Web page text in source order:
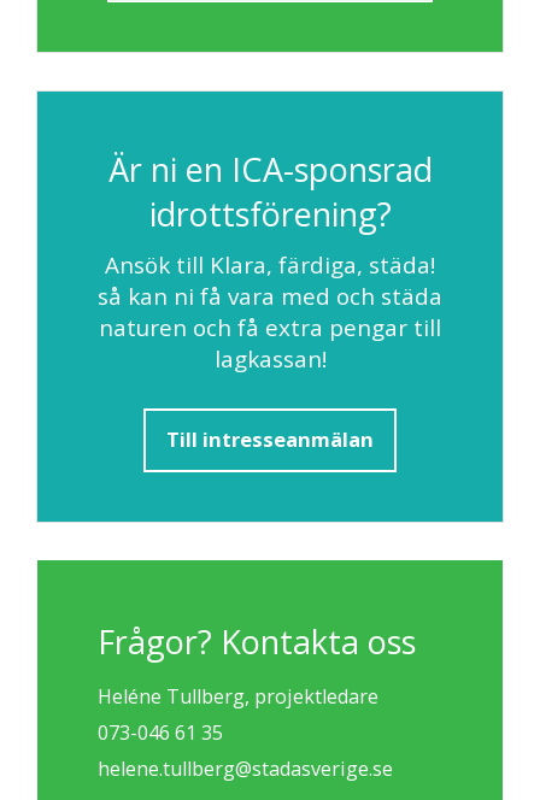
Är ni en ICA-sponsrad
idrottsförening?
Ansök till Klara, färdiga, städa!
så kan ni få vara med och städa
naturen och få extra pengar till
lagkassan!
Till intresseanmälan
Frågor? Kontakta oss
Heléne Tullberg, projektledare
073-046 61 35
helene.tullberg@stadasverige.se